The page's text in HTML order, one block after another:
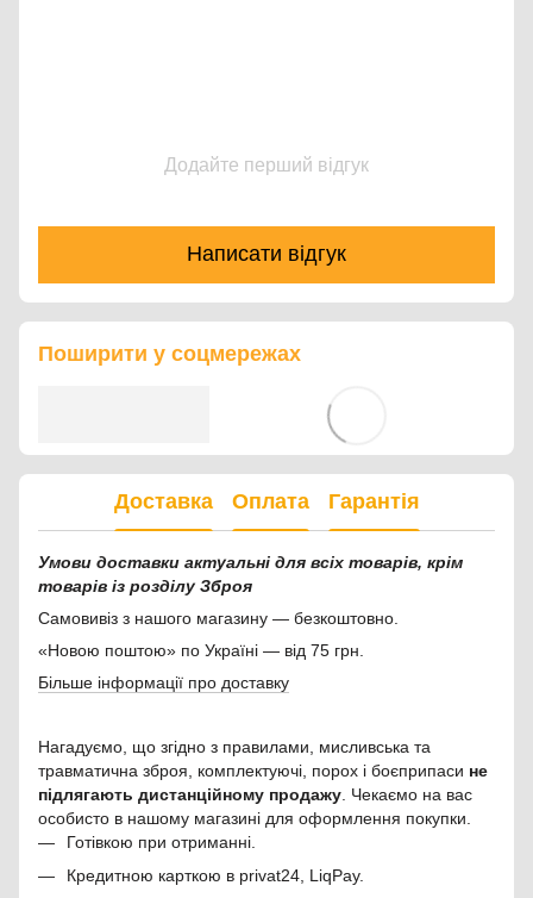
Додайте перший відгук
Написати відгук
Поширити у соцмережах
Доставка Оплата Гарантія
Умови доставки актуальні для всіх товарів, крім
товарів із розділу Зброя
Самовивіз з нашого магазину — безкоштовно.
«Новою поштою» по Україні — від 75 грн.
Більше інформації про доставку
Нагадуємо, що згідно з правилами, мисливська та
травматична зброя, комплектуючі, порох і боєприпаси не
підлягають дистанційному продажу . Чекаємо на вас
особисто в нашому магазині для оформлення покупки.
Готівкою при отриманні.
Кредитною карткою в privat24, LiqPay.